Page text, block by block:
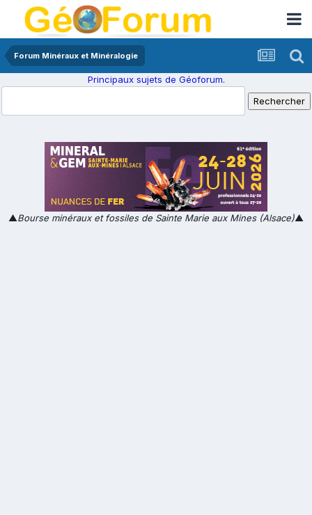
Forum Minéraux et Minéralogie
Principaux sujets de Géoforum.
▲Bourse minéraux et fossiles de Sainte Marie aux Mines (Alsace)▲